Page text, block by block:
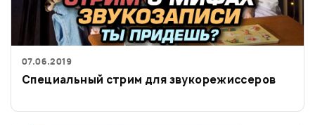
07.06.2019
Специальный стрим для звукорежиссеров